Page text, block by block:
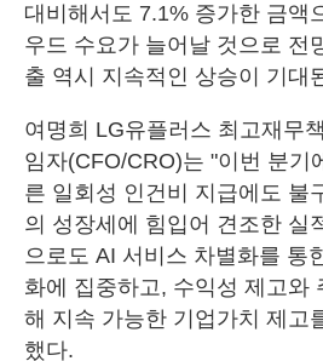
대비해서도 7.1% 증가한 금액
우드 수요가 늘어날 것으로 전
출 역시 지속적인 상승이 기대
여명희 LG유플러스 최고재무
임자(CFO/CRO)는 "이번 분기
른 일회성 인건비 지급에도 불
의 성장세에 힘입어 견조한 실
으로도 AI 서비스 차별화를 통
화에 집중하고, 수익성 제고와
해 지속 가능한 기업가치 제고
했다.